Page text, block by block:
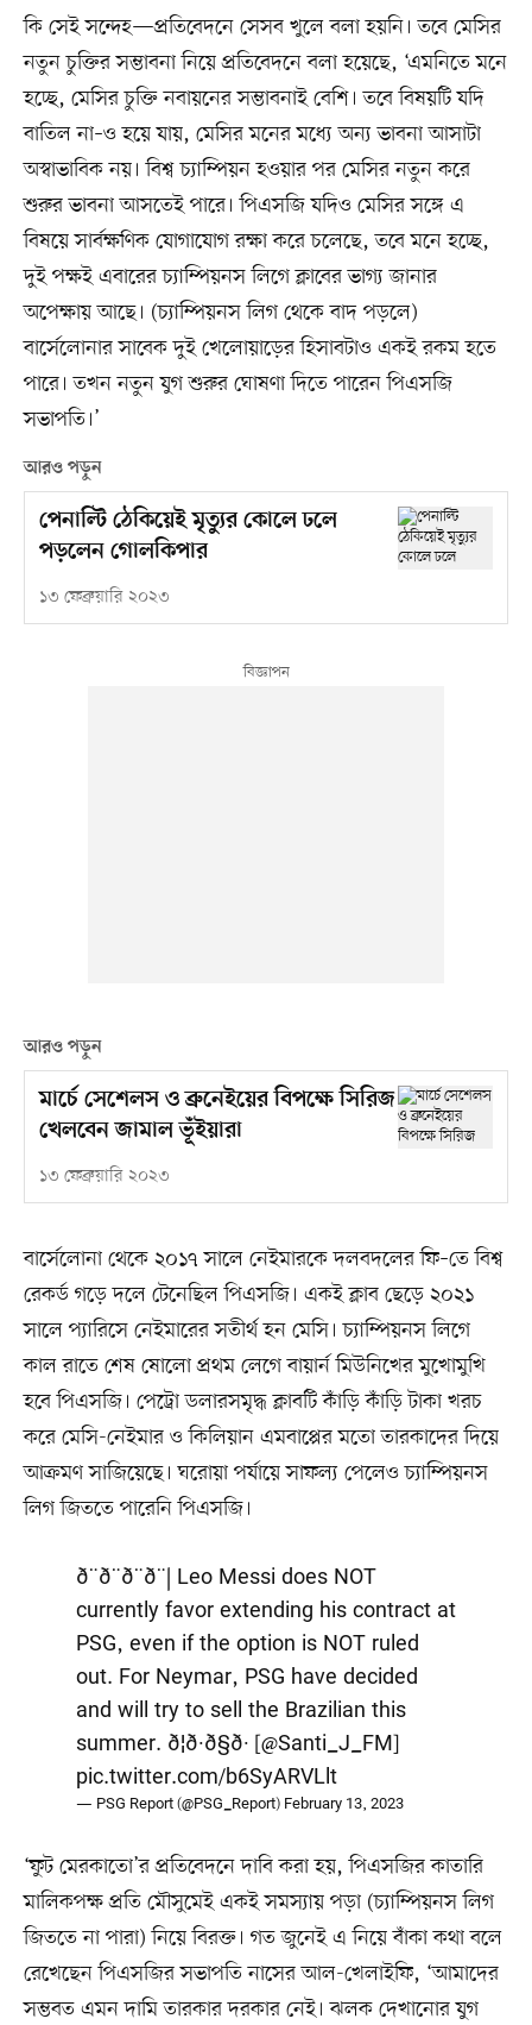
কি সেই সন্দেহ—প্রতিবেদনে সেসব খুলে বলা হয়নি। তবে মেসির
নতুন চুক্তির সম্ভাবনা নিয়ে প্রতিবেদনে বলা হয়েছে, ‘এমনিতে মনে
হচ্ছে, মেসির চুক্তি নবায়নের সম্ভাবনাই বেশি। তবে বিষয়টি যদি
বাতিল না–ও হয়ে যায়, মেসির মনের মধ্যে অন্য ভাবনা আসাটা
অস্বাভাবিক নয়। বিশ্ব চ্যাম্পিয়ন হওয়ার পর মেসির নতুন করে
শুরুর ভাবনা আসতেই পারে। পিএসজি যদিও মেসির সঙ্গে এ
বিষয়ে সার্বক্ষণিক যোগাযোগ রক্ষা করে চলেছে, তবে মনে হচ্ছে,
দুই পক্ষই এবারের চ্যাম্পিয়নস লিগে ক্লাবের ভাগ্য জানার
অপেক্ষায় আছে। (চ্যাম্পিয়নস লিগ থেকে বাদ পড়লে)
বার্সেলোনার সাবেক দুই খেলোয়াড়ের হিসাবটাও একই রকম হতে
পারে। তখন নতুন যুগ শুরুর ঘোষণা দিতে পারেন পিএসজি
সভাপতি।’
আরও পড়ুন
পেনাল্টি ঠেকিয়েই মৃত্যুর কোলে ঢলে
পড়লেন গোলকিপার
১৩ ফেব্রুয়ারি ২০২৩
আরও পড়ুন
মার্চে সেশেলস ও ব্রুনেইয়ের বিপক্ষে সিরিজ
খেলবেন জামাল ভূঁইয়ারা
১৩ ফেব্রুয়ারি ২০২৩
বার্সেলোনা থেকে ২০১৭ সালে নেইমারকে দলবদলের ফি–তে বিশ্ব
রেকর্ড গড়ে দলে টেনেছিল পিএসজি। একই ক্লাব ছেড়ে ২০২১
সালে প্যারিসে নেইমারের সতীর্থ হন মেসি। চ্যাম্পিয়নস লিগে
কাল রাতে শেষ ষোলো প্রথম লেগে বায়ার্ন মিউনিখের মুখোমুখি
হবে পিএসজি। পেট্রো ডলারসমৃদ্ধ ক্লাবটি কাঁড়ি কাঁড়ি টাকা খরচ
করে মেসি-নেইমার ও কিলিয়ান এমবাপ্পের মতো তারকাদের দিয়ে
আক্রমণ সাজিয়েছে। ঘরোয়া পর্যায়ে সাফল্য পেলেও চ্যাম্পিয়নস
লিগ জিততে পারেনি পিএসজি।
ð¨ð¨ð¨ð¨| Leo Messi does NOT
currently favor extending his contract at
PSG, even if the option is NOT ruled
out. For Neymar, PSG have decided
and will try to sell the Brazilian this
summer. ð¦ð·ð§ð· [@Santi_J_FM]
pic.twitter.com/b6SyARVLlt
— PSG Report (@PSG_Report) February 13, 2023
‘ফুট মেরকাতো’র প্রতিবেদনে দাবি করা হয়, পিএসজির কাতারি
মালিকপক্ষ প্রতি মৌসুমেই একই সমস্যায় পড়া (চ্যাম্পিয়নস লিগ
জিততে না পারা) নিয়ে বিরক্ত। গত জুনেই এ নিয়ে বাঁকা কথা বলে
রেখেছেন পিএসজির সভাপতি নাসের আল-খেলাইফি, ‘আমাদের
সম্ভবত এমন দামি তারকার দরকার নেই। ঝলক দেখানোর যুগ